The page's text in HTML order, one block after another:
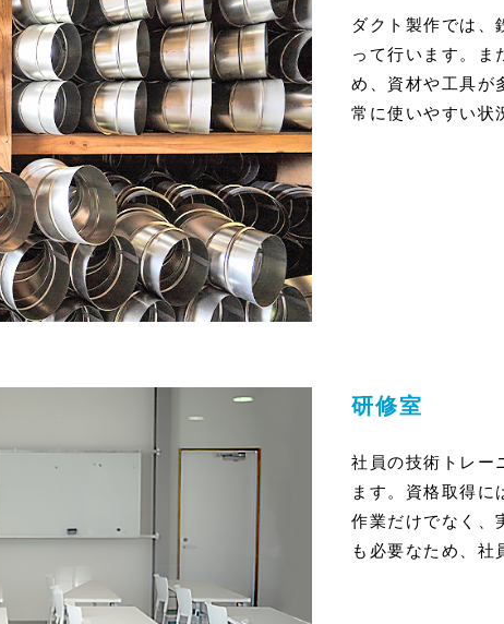
ダクト製作では、
って行います。ま
め、資材や工具が
常に使いやすい状
研修室
社員の技術トレー
ます。資格取得に
作業だけでなく、
も必要なため、社